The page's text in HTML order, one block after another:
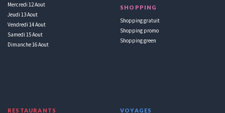
Mercredi 12 Aout
Jeudi 13 Aout
Vendredi 14 Aout
Samedi 15 Aout
Dimanche 16 Aout
SHOPPING
Shopping gratuit
Shopping promo
Shopping green
RESTAURANTS VOYAGES